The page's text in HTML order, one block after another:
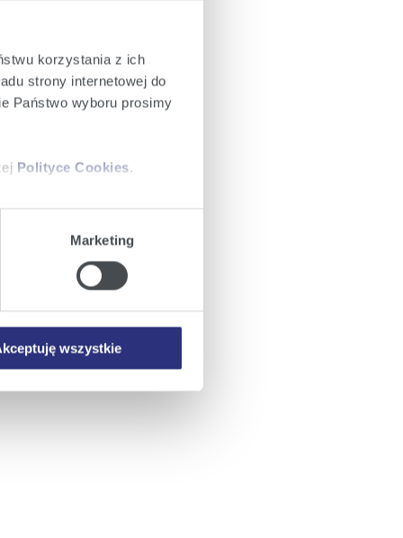
korzystania z ich
strony internetowej do
Państwo wyboru prosimy
Polityce Cookies.
plików cookie z
umieszczać w Państwa
Marketing
wszystkie